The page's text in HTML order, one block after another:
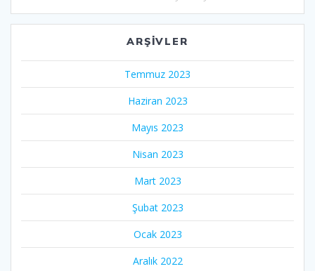
ARŞIVLER
Temmuz 2023
Haziran 2023
Mayıs 2023
Nisan 2023
Mart 2023
Şubat 2023
Ocak 2023
Aralık 2022